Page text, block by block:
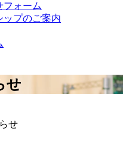
フォーム
ップのご案内
せ
せ